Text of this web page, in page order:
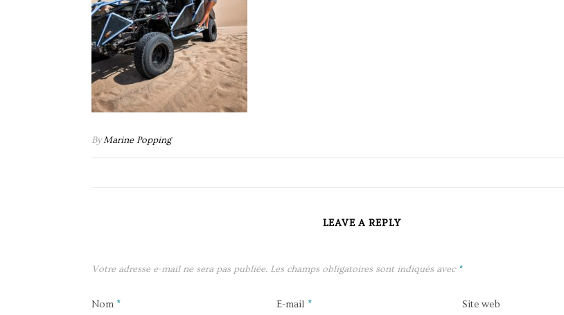
ByMarine Popping
LEAVE A REPLY
Votre adresse e-mail ne sera pas publiée. Les champs obligatoires sont indiqués avec *
Nom * E-mail * Site web